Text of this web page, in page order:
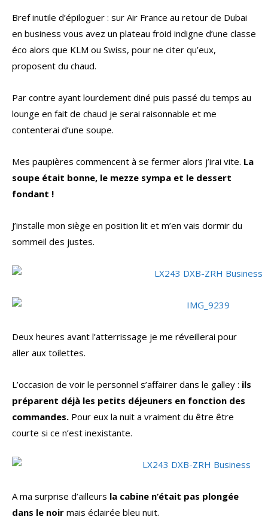
Bref inutile d’épiloguer : sur Air France au retour de Dubai
en business vous avez un plateau froid indigne d’une classe
éco alors que KLM ou Swiss, pour ne citer qu’eux,
proposent du chaud.
Par contre ayant lourdement diné puis passé du temps au
lounge en fait de chaud je serai raisonnable et me
contenterai d’une soupe.
Mes paupières commencent à se fermer alors j’irai vite. La
soupe était bonne, le mezze sympa et le dessert
fondant !
J’installe mon siège en position lit et m’en vais dormir du
sommeil des justes.
Deux heures avant l’atterrissage je me réveillerai pour
aller aux toilettes.
L’occasion de voir le personnel s’affairer dans le galley : ils
préparent déjà les petits déjeuners en fonction des
commandes. Pour eux la nuit a vraiment du être être
courte si ce n’est inexistante.
A ma surprise d’ailleurs la cabine n’était pas plongée
dans le noir mais éclairée bleu nuit.